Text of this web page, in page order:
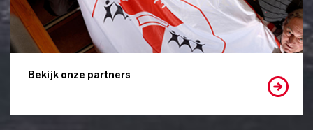
Bekijk onze partners